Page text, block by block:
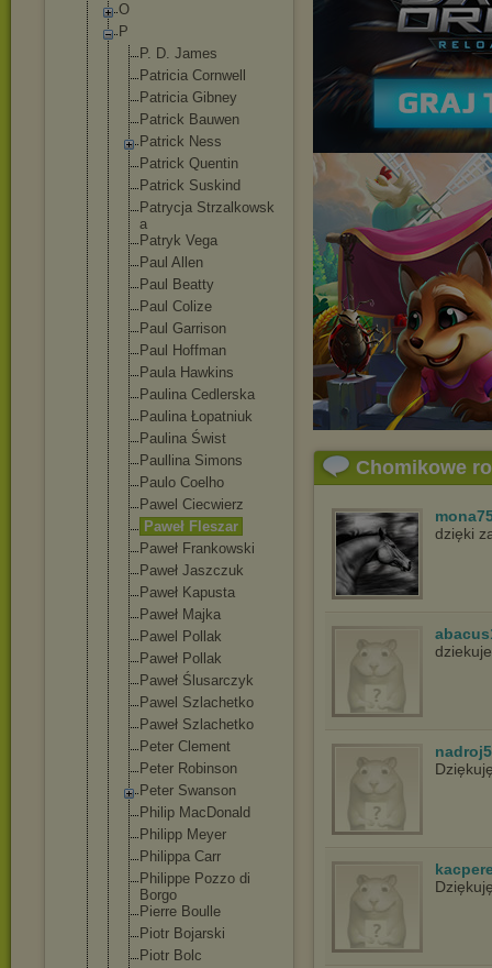
O
P
P. D. James
Patricia Cornwell
Patricia Gibney
Patrick Bauwen
Patrick Ness
Patrick Quentin
Patrick Suskind
Patrycja Strzalkowsk
a
Patryk Vega
Paul Allen
Paul Beatty
Paul Colize
Paul Garrison
Paul Hoffman
Paula Hawkins
Paulina Cedlerska
Paulina Łopatniuk
Paulina Świst
Paullina Simons
Paulo Coelho
Pawel Ciecwierz
Paweł Fleszar
Paweł Frankowski
Paweł Jaszczuk
Paweł Kapusta
Paweł Majka
Pawel Pollak
Paweł Pollak
Paweł Ślusarczyk
Pawel Szlachetko
Paweł Szlachetko
Peter Clement
Peter Robinson
Peter Swanson
Philip MacDonald
Philipp Meyer
Philippa Carr
Philippe Pozzo di
Borgo
Pierre Boulle
Piotr Bojarski
Piotr Bolc
Chomikowe
dzięki
dziekuje